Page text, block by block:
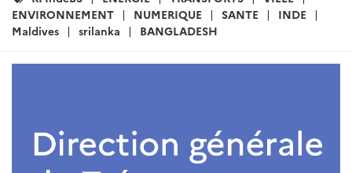
:
ENVIRONNEMENT
NUMERIQUE SANTE
INDE
Maldives
srilanka BANGLADESH